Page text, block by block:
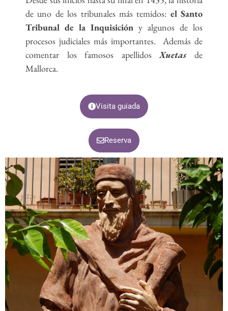
de uno de los tribunales más temidos: el Santo
Tribunal de la Inquisición y algunos de los
procesos judiciales más importantes. Además de
comentar los famosos apellidosXuetas
de
Mallorca.
Visita guiada
Reserva